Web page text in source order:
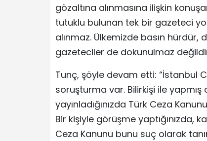
gözaltına alınmasına ilişkin
tutuklu bulunan tek bir gazeteci
alınmaz. Ülkemizde basın
gazeteciler de dokunulmaz
Tunç, şöyle devam etti: “İstanbul
soruşturma var. Bilirkişi ile
yayınladığınızda Türk Ceza
Bir kişiyle görüşme yaptığınızda,
Ceza Kanunu bunu suç olarak